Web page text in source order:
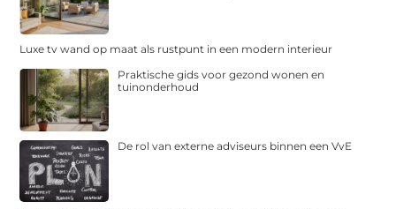
Luxe tv wand op maat als rustpunt in een modern interieur
Praktische gids voor gezond wonen en
tuinonderhoud
De rol van externe adviseurs binnen een VvE